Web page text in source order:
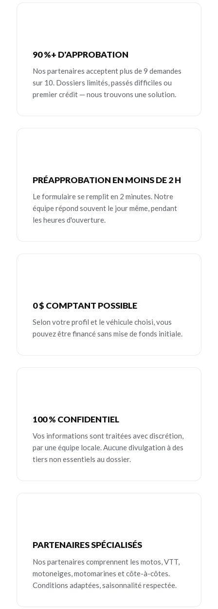
90 %+ D'APPROBATION
Nos partenaires acceptent plus de 9 demandes
sur 10. Dossiers limités, passés difficiles ou
premier crédit — nous trouvons une solution.
PRÉAPPROBATION EN MOINS DE 2 H
Le formulaire se remplit en 2 minutes. Notre
équipe répond souvent le jour même, pendant
les heures d'ouverture.
0 $ COMPTANT POSSIBLE
Selon votre profil et le véhicule choisi, vous
pouvez être financé sans mise de fonds initiale.
100 % CONFIDENTIEL
Vos informations sont traitées avec discrétion,
par une équipe locale. Aucune divulgation à des
tiers non essentiels au dossier.
PARTENAIRES SPÉCIALISÉS
Nos partenaires comprennent les motos, VTT,
motoneiges, motomarines et côte-à-côtes.
Conditions adaptées, saisonnalité respectée.